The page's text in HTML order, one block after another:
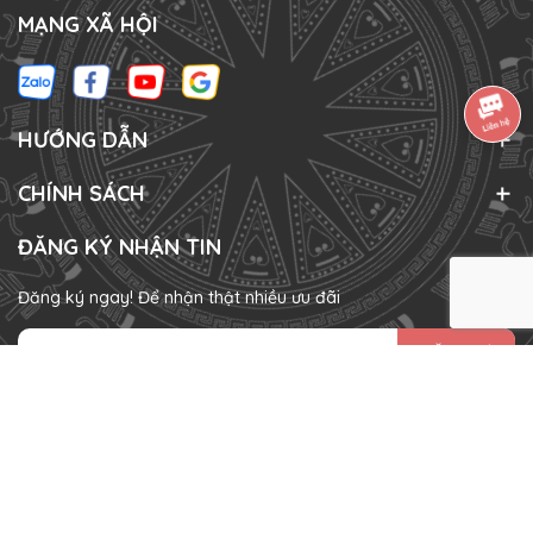
MẠNG XÃ HỘI
HƯỚNG DẪN
CHÍNH SÁCH
ĐĂNG KÝ NHẬN TIN
Đăng ký ngay! Để nhận thật nhiều ưu đãi
ĐĂNG KÝ